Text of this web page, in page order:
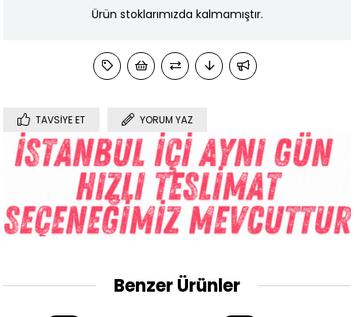
Ürün stoklarımızda kalmamıştır.
TAVSIYE ET YORUM YAZ
Benzer Ürünler